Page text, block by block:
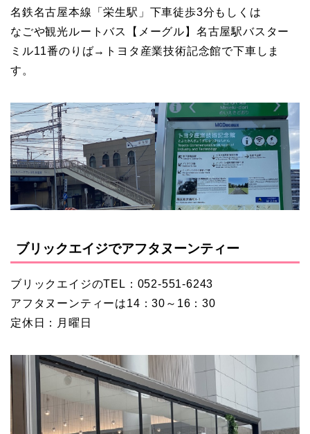
名鉄名古屋本線「栄生駅」下車徒歩3分もしくは
なごや観光ルートバス【メーグル】名古屋駅バスター
ミル11番のりば→トヨタ産業技術記念館で下車しま
す。
ブリックエイジでアフタヌーンティー
ブリックエイジのTEL：052-551-6243
アフタヌーンティーは14：30～16：30
定休日：月曜日